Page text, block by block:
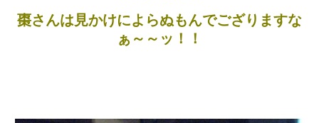
棗さんは見かけによらぬもんでござりますな
ぁ～～ッ！！